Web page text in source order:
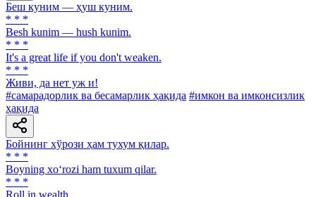
Беш куним — ҳуш куним.
* * *
Besh kunim — hush kunim.
* * *
It's a great life if you don't weaken.
* * *
Живи, да нет уж и!
#самарадорлик ва бесамарлик ҳақида #имкон ва имконсизлик
ҳақида
Бойнинг хўрози ҳам тухум қилар.
* * *
Boyning xo‘rozi ham tuxum qilar.
* * *